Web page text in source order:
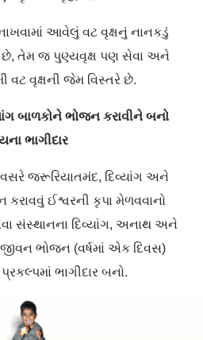
આવેલું વટ વૃક્ષનું નાનકડું
છે, તેમ જ પુણ્યવૃક્ષ પણ સેવા અને
વટ વૃક્ષની જેમ વિસ્તરે છે.
બાળકોને ભોજન કરાવીને બનો
ભાગીદાર
જરૂરિયાતમંદ, દિવ્યાંગ અને
કરાવવું ઈશ્વરની કૃપા મેળવવાનો
સંસ્થાનના દિવ્યાંગ, અનાથ અને
ભોજન (વર્ષમાં એક દિવસ)
પ્રકલ્પમાં ભાગીદાર બનો.